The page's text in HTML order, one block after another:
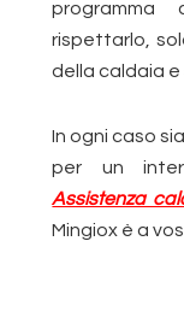
programma
rispettarlo,
della caldaia e
In ogni caso
per un
Assistenza
Mingiox è a